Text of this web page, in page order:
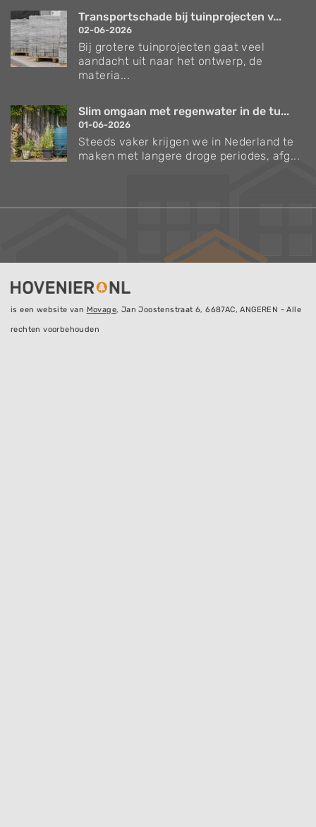
Transportschade bij tuinprojecten v...
02-06-2026
Bij grotere tuinprojecten gaat veel
aandacht uit naar het ontwerp, de
materia...
Slim omgaan met regenwater in de tu...
01-06-2026
Steeds vaker krijgen we in Nederland te
maken met langere droge periodes, afg...
is een website van Movage, Jan Joostenstraat 6, 6687AC, ANGEREN - Alle
rechten voorbehouden